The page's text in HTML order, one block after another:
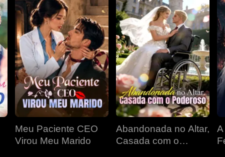
Meu Paciente CEO
Virou Meu Marido
Abandonada no Altar,
Casada com o